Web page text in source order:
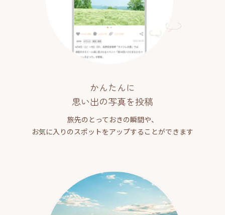
かんたんに
思い出の写真を投稿
旅先のとっておきの瞬間や、
お気に入りのスポットをアップすることができます